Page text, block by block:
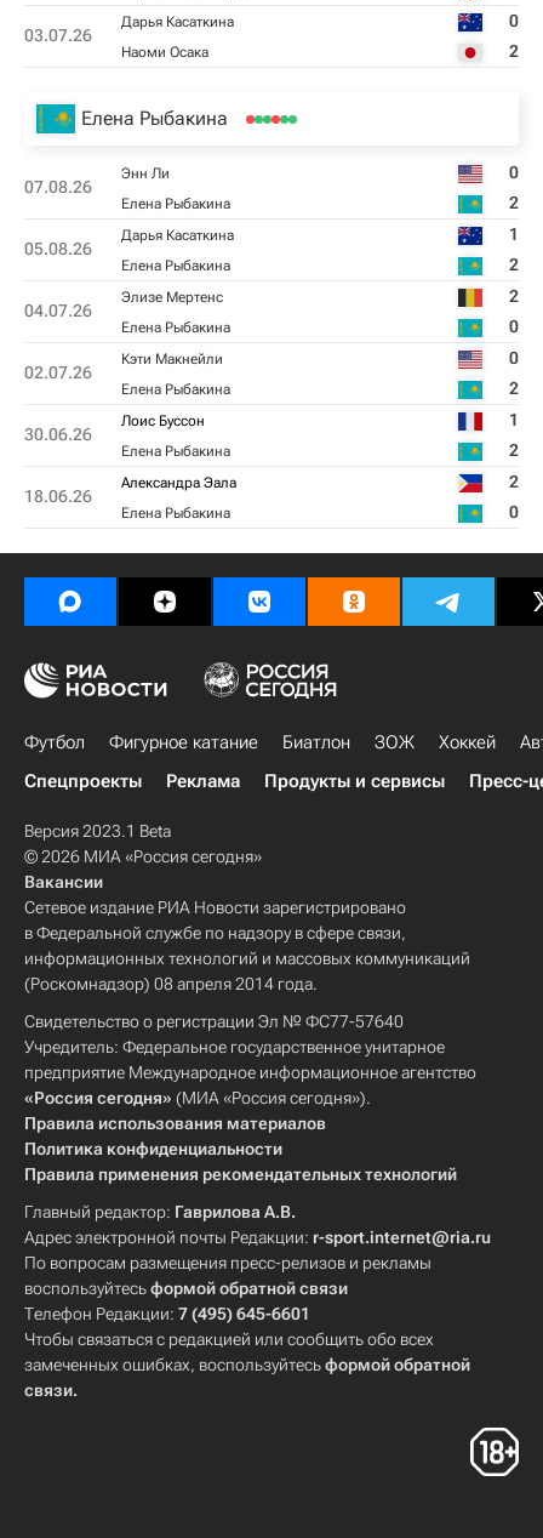
03.07.26
Дарья Касаткина 0
Наоми Осака 2
Елена Рыбакина
07.08.26
Энн Ли 0
Елена Рыбакина 2
05.08.26
Дарья Касаткина 1
Елена Рыбакина 2
04.07.26
Элизе Мертенс 2
Елена Рыбакина 0
02.07.26
Кэти Макнейли 0
Елена Рыбакина 2
30.06.26
Лоис Буссон 1
Елена Рыбакина 2
18.06.26
Александра Эала 2
Елена Рыбакина 0
Футбол Фигурное катание Биатлон ЗОЖ Хоккей
Спецпроекты
Реклама Продукты и сервисы Пресс-
Версия 2023.1 Beta
© 2026 МИА «Россия сегодня»
Вакансии
Сетевое издание РИА Новости зарегистрировано
в Федеральной службе по надзору в сфере связи,
информационных технологий и массовых коммуникаций
(Роскомнадзор) 08 апреля 2014 года.
Свидетельство о регистрации Эл № ФС77-57640
Учредитель: Федеральное государственное унитарное
предприятие Международное информационное агентство
«Россия сегодня» (МИА «Россия сегодня»).
Правила использования материалов
Политика конфиденциальности
Правила применения рекомендательных технологий
Главный редактор: Гаврилова А.В.
Адрес электронной почты Редакции: r-sport.internet@ria.ru
По вопросам размещения пресс-релизов и рекламы
воспользуйтесьформой обратной связи
Телефон Редакции: 7 (495) 645-6601
Чтобы связаться с редакцией или сообщить обо всех
замеченных ошибках, воспользуйтесьформой обратной
связи.